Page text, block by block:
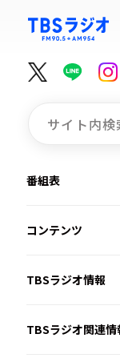
番組表
コンテンツ
TBSラジオ情報
TBSラジオ関連情